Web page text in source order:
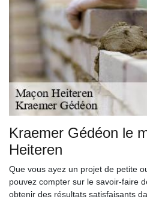
Kraemer Gédéon le
Heiteren
Que vous ayez un projet de petite
pouvez compter sur le savoir-faire
obtenir des résultats satisfaisants